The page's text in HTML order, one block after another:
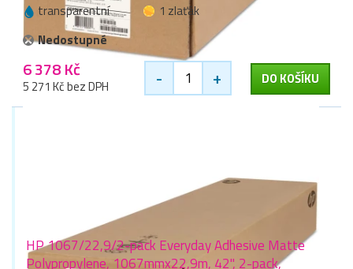
transparentní
1 zlaťák
Nedostupné
6 378 Kč
5 271 Kč bez DPH - + DO KOŠÍKU
HP 1067/22,9/2-pack Everyday Adhesive Matte
Polypropylene, 1067mmx22,9m, 42", 2-pack,